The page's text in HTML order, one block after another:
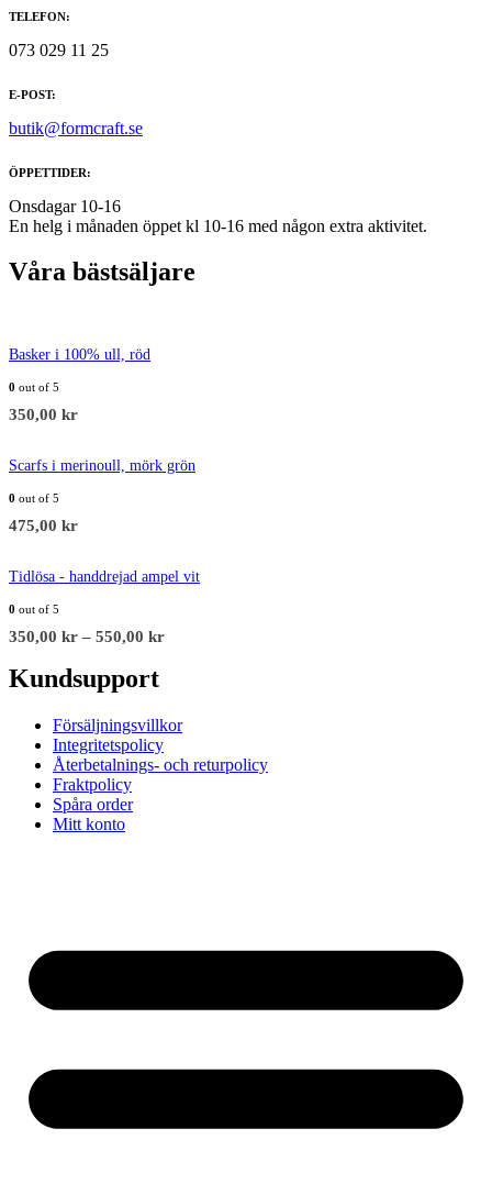
TELEFON:
073 029 11 25
E-POST:
butik@formcraft.se
ÖPPETTIDER:
Onsdagar 10-16
En helg i månaden öppet kl 10-16 med någon extra aktivitet.
Våra bästsäljare
Basker i 100% ull, röd
0 out of 5
350,00 kr
Scarfs i merinoull, mörk grön
0 out of 5
475,00 kr
Tidlösa - handdrejad ampel vit
0 out of 5
350,00 kr – 550,00 kr
Kundsupport
Försäljningsvillkor
Integritetspolicy
Återbetalnings- och returpolicy
Fraktpolicy
Spåra order
Mitt konto